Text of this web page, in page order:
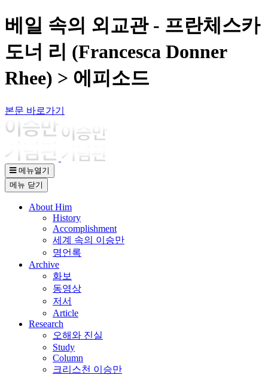
베일 속의 외교관 - 프란체스카
도너 리 (Francesca Donner
Rhee) > 에피소드
본문 바로가기
메뉴열기
메뉴 닫기
About Him
History
Accomplishment
세계 속의 이승만
명언록
Archive
화보
동영상
저서
Article
Research
오해와 진실
Study
Column
크리스천 이승만